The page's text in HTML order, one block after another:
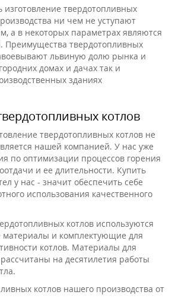
твердотопливных
ни чем не уступают
а в некоторых параметрах являются
Преимущества твердотопливных
львиную долю рынка и
домах и дачах так и
зданиях
котлов
твердотопливных котлов не
нашей компанией. У нас уже
по оптимизации процессов горения
и ее длительности. Купить
у нас - значит обеспечить себе
использования качественного
котлов используются
материалы и комплектующие для
котлов. Материалы для
на десятилетия работы
котлов нашего производства от